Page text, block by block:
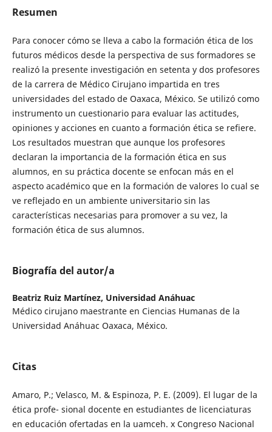
Resumen
Para conocer cómo se lleva a cabo la formación ética de los
futuros médicos desde la perspectiva de sus formadores se
realizó la presente investigación en setenta y dos profesores
de la carrera de Médico Cirujano impartida en tres
universidades del estado de Oaxaca, México. Se utilizó como
instrumento un cuestionario para evaluar las actitudes,
opiniones y acciones en cuanto a formación ética se refiere.
Los resultados muestran que aunque los profesores
declaran la importancia de la formación ética en sus
alumnos, en su práctica docente se enfocan más en el
aspecto académico que en la formación de valores lo cual se
ve reflejado en un ambiente universitario sin las
características necesarias para promover a su vez, la
formación ética de sus alumnos.
Biografía del autor/a
Beatriz Ruiz Martínez, Universidad Anáhuac
Médico cirujano maestrante en Ciencias Humanas de la
Universidad Anáhuac Oaxaca, México.
Citas
Amaro, P.; Velasco, M. & Espinoza, P. E. (2009). El lugar de la
ética profe- sional docente en estudiantes de licenciaturas
en educación ofertadas en la uamceh. x Congreso Nacional